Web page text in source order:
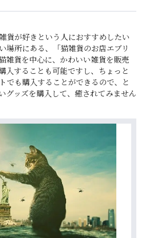
貨が好きという人におすすめしたい
場所にある、「猫雑貨のお店エブリ
雑貨を中心に、かわいい雑貨を販売
入することも可能ですし、ちょっと
でも購入することができるので、と
グッズを購入して、癒されてみません